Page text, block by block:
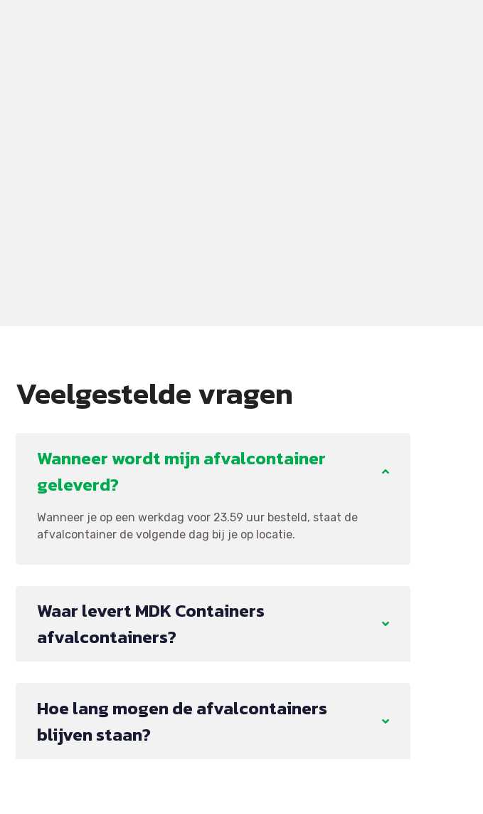
Veelgestelde vragen
Wanneer wordt mijn afvalcontainer
geleverd?
Wanneer je op een werkdag voor 23.59 uur besteld, staat de
afvalcontainer de volgende dag bij je op locatie.
Waar levert MDK Containers
afvalcontainers?
Hoe lang mogen de afvalcontainers
blijven staan?